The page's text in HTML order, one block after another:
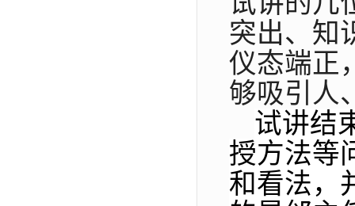
突出、知
仪态端正
够吸引人
试讲结
授方法等
和看法，